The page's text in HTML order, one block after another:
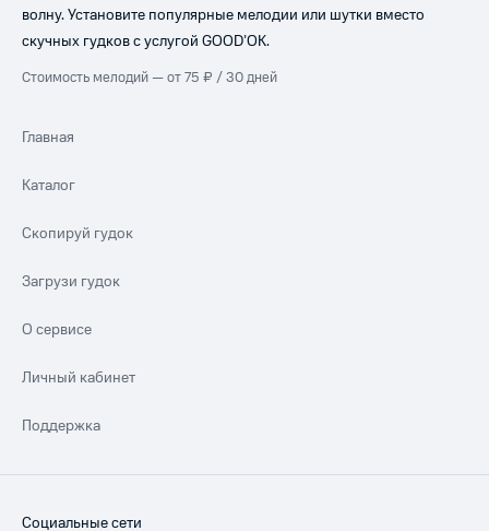
волну. Установите популярные мелодии или шутки вместо
скучных гудков с услугой GOOD’OK.
Стоимость мелодий — от 75 ₽ / 30 дней
Главная
Каталог
Скопируй гудок
Загрузи гудок
О сервисе
Личный кабинет
Поддержка
Социальные сети